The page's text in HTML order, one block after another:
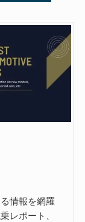
情報を網羅
レポート、